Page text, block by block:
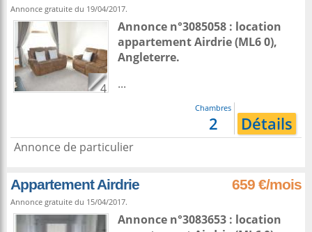
Annonce gratuite du 19/04/2017.
4
Annonce n°3085058 : location
appartementAirdrie(ML6 0),
Angleterre.
...
Chambres
2 Détails
Annonce de particulier
Appartement Airdrie 659 €/mois
Annonce gratuite du 15/04/2017.
Annonce n°3083653 : location